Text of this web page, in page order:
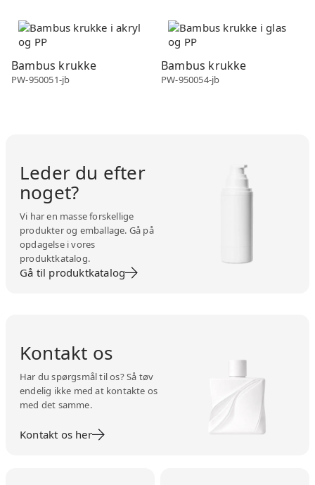
Bambus krukke
PW-950051-jb
Bambus
Bambus krukke
PW-950054-jb
Bambus
Leder du efter
noget?
Vi har en masse forskellige
produkter og emballage. Gå på
opdagelse i vores
produktkatalog.
Gå til produktkatalog
Kontakt os
Har du spørgsmål til os? Så tøv
endelig ikke med at kontakte os
med det samme.
Kontakt os her